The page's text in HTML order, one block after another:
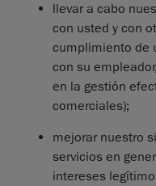
llevar a cabo
con usted y con
cumplimiento de
con su
en la gestión
comerciales);
mejorar nuestro
servicios en
intereses